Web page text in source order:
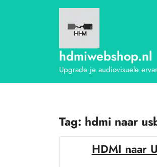
hdmiwebshop.nl
Upgrade je audiovisuele
Tag: hdmi naar
HDMI naar